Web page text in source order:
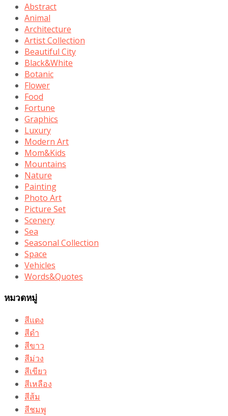
Abstract
Animal
Architecture
Artist Collection
Beautiful City
Black&White
Botanic
Flower
Food
Fortune
Graphics
Luxury
Modern Art
Mom&Kids
Mountains
Nature
Painting
Photo Art
Picture Set
Scenery
Sea
Seasonal Collection
Space
Vehicles
Words&Quotes
หมวดหมู่
สีแดง
สีดำ
สีขาว
สีม่วง
สีเขียว
สีเหลือง
สีส้ม
สีชมพู